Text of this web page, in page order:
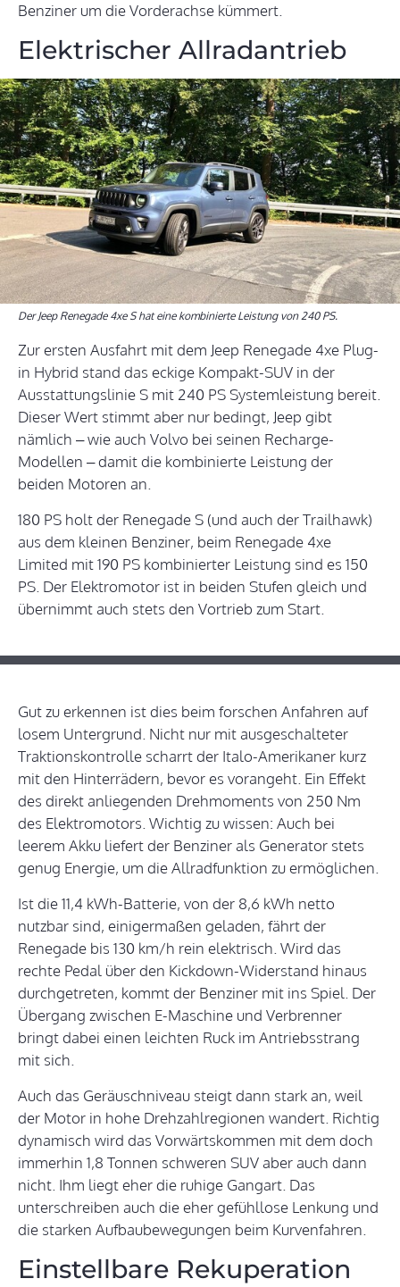
Benziner um die Vorderachse kümmert.
Elektrischer Allradantrieb
Der Jeep Renegade 4xe S hat eine kombinierte Leistung von 240 PS.
Zur ersten Ausfahrt mit dem Jeep Renegade 4xe Plug-
in Hybrid stand das eckige Kompakt-SUV in der
Ausstattungslinie S mit 240 PS Systemleistung bereit.
Dieser Wert stimmt aber nur bedingt, Jeep gibt
nämlich – wie auch Volvo bei seinen Recharge-
Modellen – damit die kombinierte Leistung der
beiden Motoren an.
180 PS holt der Renegade S (und auch der Trailhawk)
aus dem kleinen Benziner, beim Renegade 4xe
Limited mit 190 PS kombinierter Leistung sind es 150
PS. Der Elektromotor ist in beiden Stufen gleich und
übernimmt auch stets den Vortrieb zum Start.
Gut zu erkennen ist dies beim forschen Anfahren auf
losem Untergrund. Nicht nur mit ausgeschalteter
Traktionskontrolle scharrt der Italo-Amerikaner kurz
mit den Hinterrädern, bevor es vorangeht. Ein Effekt
des direkt anliegenden Drehmoments von 250 Nm
des Elektromotors. Wichtig zu wissen: Auch bei
leerem Akku liefert der Benziner als Generator stets
genug Energie, um die Allradfunktion zu ermöglichen.
Ist die 11,4 kWh-Batterie, von der 8,6 kWh netto
nutzbar sind, einigermaßen geladen, fährt der
Renegade bis 130 km/h rein elektrisch. Wird das
rechte Pedal über den Kickdown-Widerstand hinaus
durchgetreten, kommt der Benziner mit ins Spiel. Der
Übergang zwischen E-Maschine und Verbrenner
bringt dabei einen leichten Ruck im Antriebsstrang
mit sich.
Auch das Geräuschniveau steigt dann stark an, weil
der Motor in hohe Drehzahlregionen wandert. Richtig
dynamisch wird das Vorwärtskommen mit dem doch
immerhin 1,8 Tonnen schweren SUV aber auch dann
nicht. Ihm liegt eher die ruhige Gangart. Das
unterschreiben auch die eher gefühllose Lenkung und
die starken Aufbaubewegungen beim Kurvenfahren.
Einstellbare Rekuperation